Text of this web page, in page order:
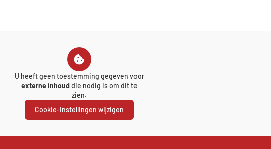
U heeft geen toestemming gegeven voor
externe inhouddie nodig is om dit te
zien.
Cookie-instellingen wijzigen